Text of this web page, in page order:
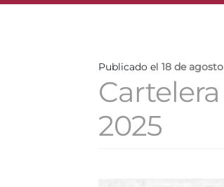
Publicado el18 de
2025